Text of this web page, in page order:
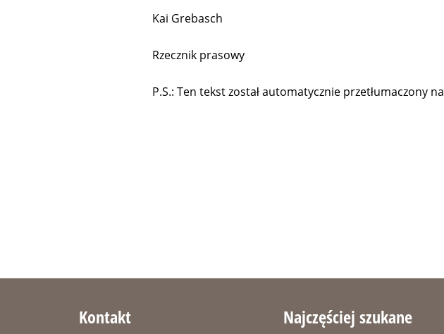
Kai Grebasch
Rzecznik prasowy
P.S.: Ten tekst został automatycznie przetłumaczony na
Kontakt Najczęściej szukane